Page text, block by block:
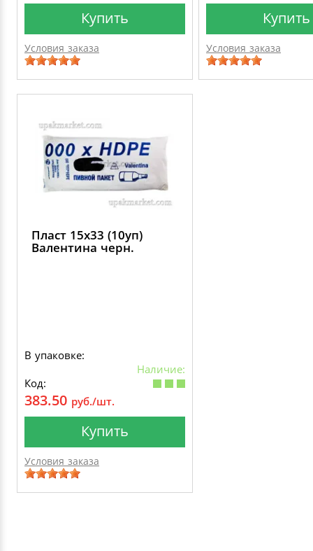
Купить
Условия заказа
Купить
Условия заказа
Пласт 15х33 (10уп)
Валентина черн.
В упаковке:
Наличие:
Код:
383.50 руб./шт.
Купить
Условия заказа